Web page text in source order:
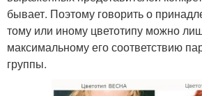
бывает. Поэтому говорить о
тому или иному цветотипу можно
максимальному его соответствию
группы.